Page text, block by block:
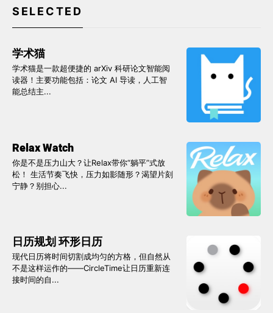
SELECTED
学术猫
学术猫是一款超便捷的 arXiv 科研论文智能阅
读器！主要功能包括：论文 AI 导读，人工智
能总结主...
Relax Watch
你是不是压力山大？让Relax带你“躺平”式放
松！ 生活节奏飞快，压力如影随形？渴望片刻
宁静？别担心...
日历规划 环形日历
现代日历将时间切割成均匀的方格，但自然从
不是这样运作的——CircleTime让日历重新连
接时间的自...